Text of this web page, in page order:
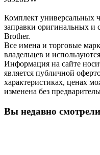
Комплект универсальных
заправки оригинальных и
Brother.
Все имена и торговые
владельцев и
Информация на сайте
является публичной
характеристиках, ценах
изменена без
Вы недавно